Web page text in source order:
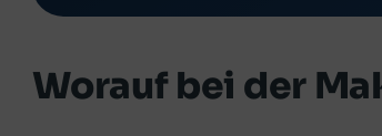
Worauf bei der